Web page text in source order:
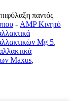
παντός
- AMP Κινητό
Mg 5,
Maxus,